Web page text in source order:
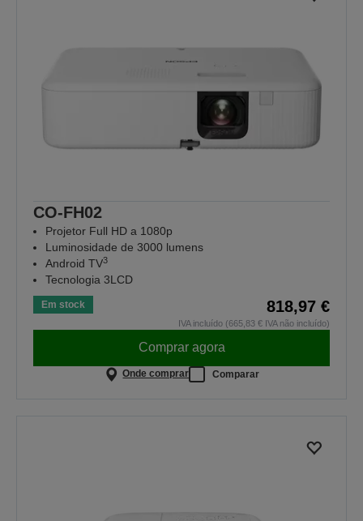
CO-FH02
Projetor Full HD a 1080p
Luminosidade de 3000 lumens
Android TV3
Tecnologia 3LCD
Em stock 818,97 €
IVA incluído (665,83 € IVA não incluído)
Comprar agora
Onde comprar Comparar